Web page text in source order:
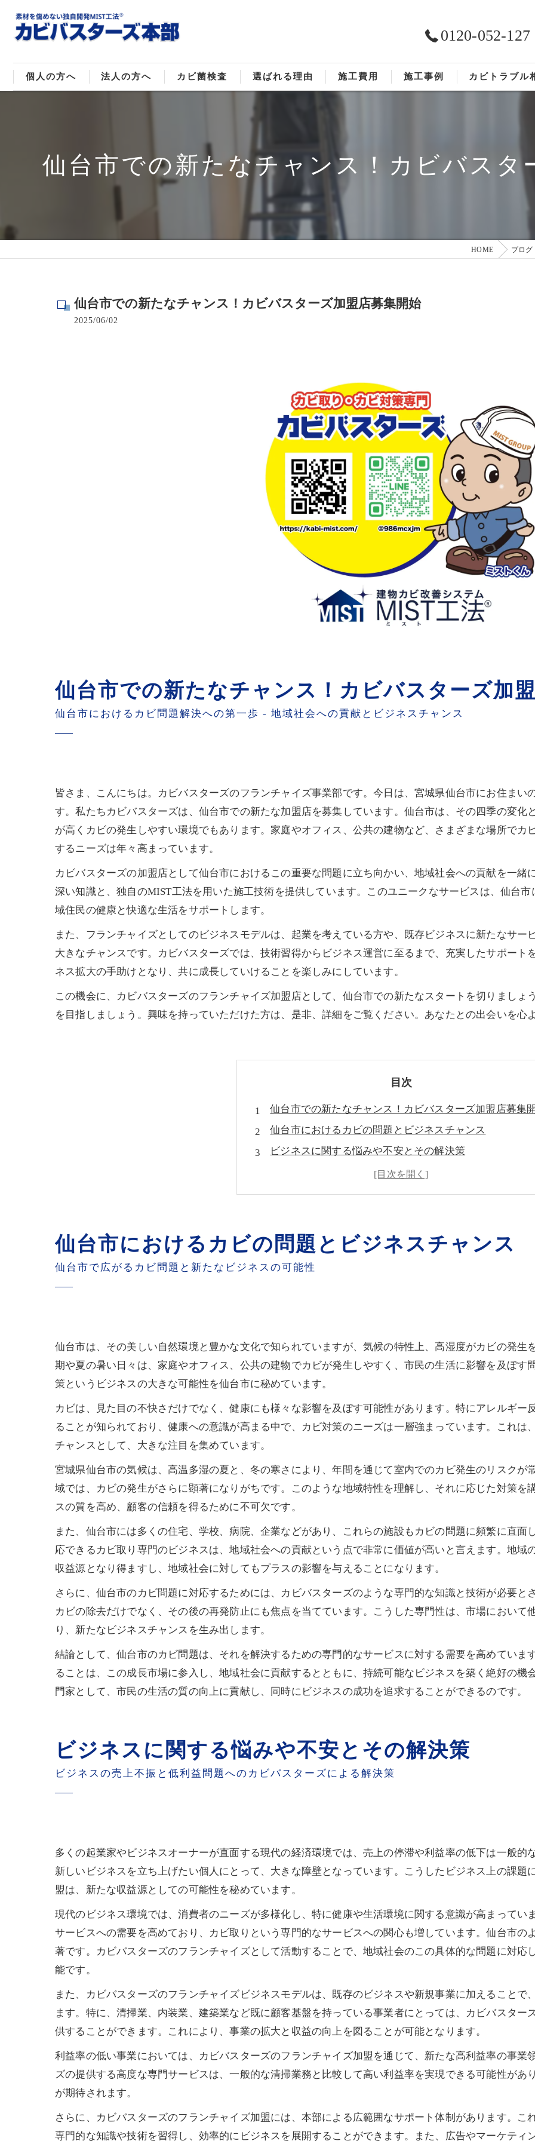
0120-052-127
個人の方へ 法人の方へ
店舗のカビ取り
病院･クリニックのカビ取り
カビ菌検査 選ばれる理由
MIST工法®
施工費用 施工事例 カビトラブル
仙台市での新たなチャンス！カビバスタ
HOME ブログ
仙台市での新たなチャンス！カビバスターズ加盟店募集開始
2025/06/02
仙台市での新たなチャンス！カビバスターズ加
仙台市におけるカビ問題解決への第一歩 - 地域社会への貢献とビジネスチャンス
皆さま、こんにちは。カビバスターズのフランチャイズ事業部です。今日は、宮城県仙台市にお住まい
す。私たちカビバスターズは、仙台市での新たな加盟店を募集しています。仙台市は、その四季の変化
が高くカビの発生しやすい環境でもあります。家庭やオフィス、公共の建物など、さまざまな場所でカ
するニーズは年々高まっています。
カビバスターズの加盟店として仙台市におけるこの重要な問題に立ち向かい、地域社会への貢献を一緒
深い知識と、独自のMIST工法を用いた施工技術を提供しています。このユニークなサービスは、仙台
域住民の健康と快適な生活をサポートします。
また、フランチャイズとしてのビジネスモデルは、起業を考えている方や、既存ビジネスに新たなサー
大きなチャンスです。カビバスターズでは、技術習得からビジネス運営に至るまで、充実したサポート
ネス拡大の手助けとなり、共に成長していけることを楽しみにしています。
この機会に、カビバスターズのフランチャイズ加盟店として、仙台市での新たなスタートを切りましょ
を目指しましょう。興味を持っていただけた方は、是非、詳細をご覧ください。あなたとの出会いを心
目次
仙台市での新たなチャンス！カビバスターズ加盟店募集
仙台市におけるカビの問題とビジネスチャンス
ビジネスに関する悩みや不安とその解決策
カビバスターズの紹介とその強み
カビバスターズ独自のカビ取り技術: MIST工法
よくある質問とその回答
フランチャイズ加盟に関する問い合わせ方法
カビバスターズのメディア出演情報
仙台市におけるカビの問題とビジネスチャンス
仙台市で広がるカビ問題と新たなビジネスの可能性
仙台市は、その美しい自然環境と豊かな文化で知られていますが、気候の特性上、高湿度がカビの発生
期や夏の暑い日々は、家庭やオフィス、公共の建物でカビが発生しやすく、市民の生活に影響を及ぼす
策というビジネスの大きな可能性を仙台市に秘めています。
カビは、見た目の不快さだけでなく、健康にも様々な影響を及ぼす可能性があります。特にアレルギー
ることが知られており、健康への意識が高まる中で、カビ対策のニーズは一層強まっています。これは
チャンスとして、大きな注目を集めています。
宮城県仙台市の気候は、高温多湿の夏と、冬の寒さにより、年間を通じて室内でのカビ発生のリスクが
域では、カビの発生がさらに顕著になりがちです。このような地域特性を理解し、それに応じた対策を
スの質を高め、顧客の信頼を得るために不可欠です。
また、仙台市には多くの住宅、学校、病院、企業などがあり、これらの施設もカビの問題に頻繁に直面
応できるカビ取り専門のビジネスは、地域社会への貢献という点で非常に価値が高いと言えます。地域
収益源となり得ますし、地域社会に対してもプラスの影響を与えることになります。
さらに、仙台市のカビ問題に対応するためには、カビバスターズのような専門的な知識と技術が必要と
カビの除去だけでなく、その後の再発防止にも焦点を当てています。こうした専門性は、市場において
り、新たなビジネスチャンスを生み出します。
結論として、仙台市のカビ問題は、それを解決するための専門的なサービスに対する需要を高めていま
ることは、この成長市場に参入し、地域社会に貢献するとともに、持続可能なビジネスを築く絶好の機
門家として、市民の生活の質の向上に貢献し、同時にビジネスの成功を追求することができるのです。
ビジネスに関する悩みや不安とその解決策
ビジネスの売上不振と低利益問題へのカビバスターズによる解決策
多くの起業家やビジネスオーナーが直面する現代の経済環境では、売上の停滞や利益率の低下は一般的
新しいビジネスを立ち上げたい個人にとって、大きな障壁となっています。こうしたビジネス上の課題
盟は、新たな収益源としての可能性を秘めています。
現代のビジネス環境では、消費者のニーズが多様化し、特に健康や生活環境に関する意識が高まってい
サービスへの需要を高めており、カビ取りという専門的なサービスへの関心も増しています。仙台市の
著です。カビバスターズのフランチャイズとして活動することで、地域社会のこの具体的な問題に対応
能です。
また、カビバスターズのフランチャイズビジネスモデルは、既存のビジネスや新規事業に加えることで
ます。特に、清掃業、内装業、建築業など既に顧客基盤を持っている事業者にとっては、カビバスター
供することができます。これにより、事業の拡大と収益の向上を図ることが可能となります。
利益率の低い事業においては、カビバスターズのフランチャイズ加盟を通じて、新たな高利益率の事業
ズの提供する高度な専門サービスは、一般的な清掃業務と比較して高い利益率を実現できる可能性があ
が期待されます。
さらに、カビバスターズのフランチャイズ加盟には、本部による広範囲なサポート体制があります。こ
専門的な知識や技術を習得し、効率的にビジネスを展開することができます。また、広告やマーケティ